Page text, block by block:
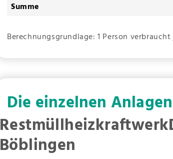
Summe
Berechnungsgrundlage: 1 Person
Die einzelnen Anlagen
Restmüllheizkraftwerk
Böblingen